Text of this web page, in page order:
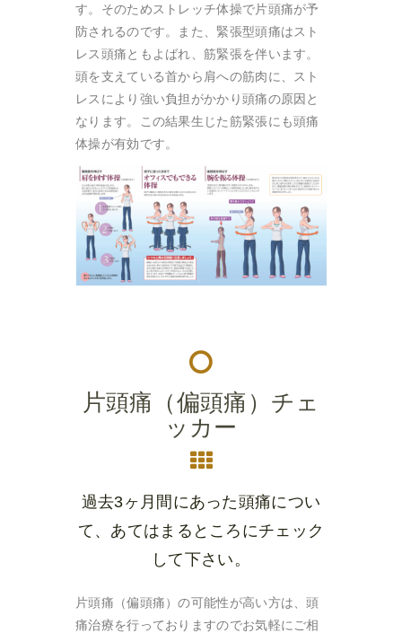
す。そのためストレッチ体操で片頭痛が予
防されるのです。また、緊張型頭痛はスト
レス頭痛ともよばれ、筋緊張を伴います。
頭を支えている首から肩への筋肉に、スト
レスにより強い負担がかかり頭痛の原因と
なります。この結果生じた筋緊張にも頭痛
体操が有効です。
片頭痛（偏頭痛）チェ
ッカー
過去3ヶ月間にあった頭痛につい
て、あてはまるところにチェック
して下さい。
片頭痛（偏頭痛）の可能性が高い方は、頭
痛治療を行っておりますのでお気軽にご相